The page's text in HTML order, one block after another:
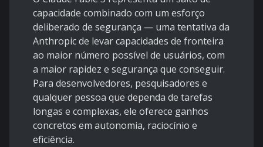
capacidade combinado com um esforço
deliberado de segurança — uma tentativa da
Anthropic de levar capacidades de fronteira
ao maior número possível de usuários, com
a maior rapidez e segurança que conseguir.
Para desenvolvedores, pesquisadores e
qualquer pessoa que dependa de tarefas
longas e complexas, ele oferece ganhos
concretos em autonomia, raciocínio e
eficiência.